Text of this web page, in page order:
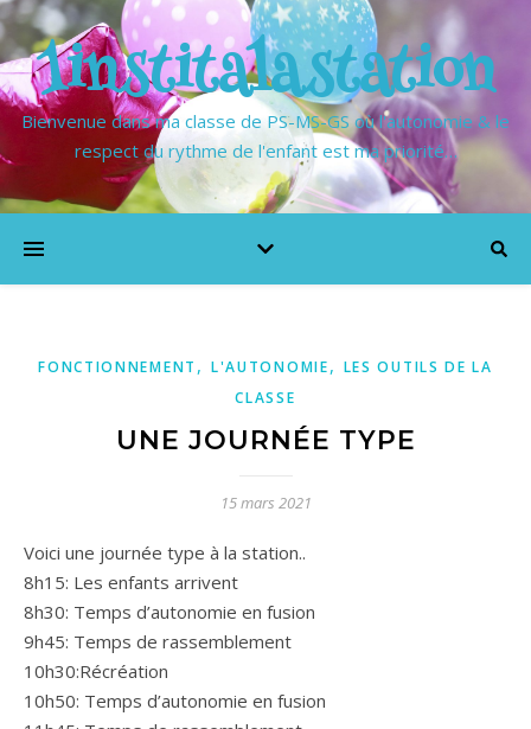
1institalastation
Bienvenue dans ma classe de PS-MS-GS où l'autonomie & le
respect du rythme de l'enfant est ma priorité…
FONCTIONNEMENT , L'AUTONOMIE, LES OUTILS DE LA
CLASSE
UNE JOURNÉE TYPE
15 mars 2021
Voici une journée type à la station..
8h15: Les enfants arrivent
8h30: Temps d’autonomie en fusion
9h45: Temps de rassemblement
10h30:Récréation
10h50: Temps d’autonomie en fusion